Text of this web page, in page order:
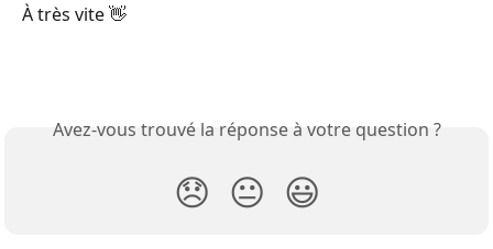
À très vite 👋
Avez-vous trouvé la réponse à votre question ?
😞 😐 😃